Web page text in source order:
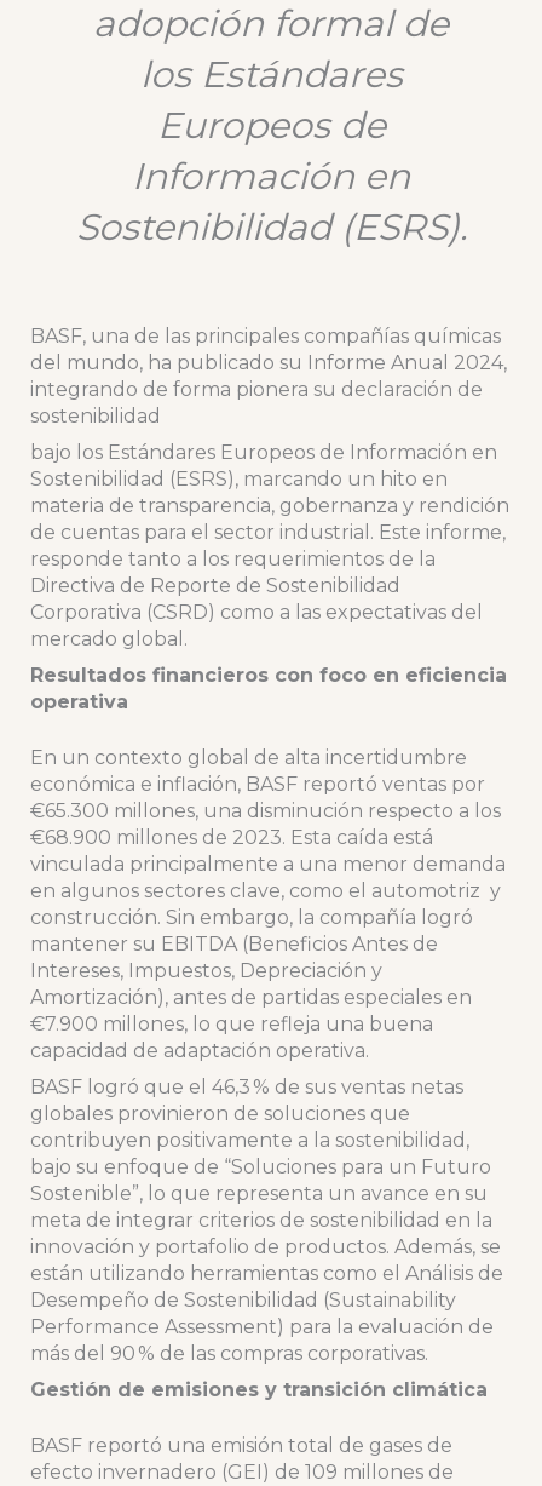
adopción formal de
los Estándares
Europeos de
Información en
Sostenibilidad (ESRS).
BASF, una de las principales compañías químicas
del mundo, ha publicado su Informe Anual 2024,
integrando de forma pionera su declaración de
sostenibilidad
bajo los Estándares Europeos de Información en
Sostenibilidad (ESRS), marcando un hito en
materia de transparencia, gobernanza y rendición
de cuentas para el sector industrial. Este informe,
responde tanto a los requerimientos de la
Directiva de Reporte de Sostenibilidad
Corporativa (CSRD) como a las expectativas del
mercado global.
Resultados financieros con foco en eficiencia
operativa
En un contexto global de alta incertidumbre
económica e inflación, BASF reportó ventas por
€65.300 millones, una disminución respecto a los
€68.900 millones de 2023. Esta caída está
vinculada principalmente a una menor demanda
en algunos sectores clave, como el automotriz y
construcción. Sin embargo, la compañía logró
mantener su EBITDA (Beneficios Antes de
Intereses, Impuestos, Depreciación y
Amortización), antes de partidas especiales en
€7.900 millones, lo que refleja una buena
capacidad de adaptación operativa.
BASF logró que el 46,3 % de sus ventas netas
globales provinieron de soluciones que
contribuyen positivamente a la sostenibilidad,
bajo su enfoque de “Soluciones para un Futuro
Sostenible”, lo que representa un avance en su
meta de integrar criterios de sostenibilidad en la
innovación y portafolio de productos. Además, se
están utilizando herramientas como el Análisis de
Desempeño de Sostenibilidad (Sustainability
Performance Assessment) para la evaluación de
más del 90 % de las compras corporativas.
Gestión de emisiones y transición climática
BASF reportó una emisión total de gases de
efecto invernadero (GEI) de 109 millones de